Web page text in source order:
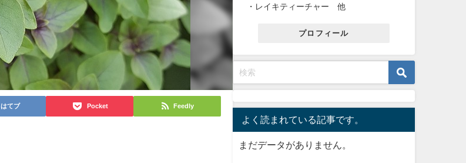
はてブ Pocket Feedly
・レイキティーチャー 他
プロフィール
よく読まれている記事です。
まだデータがありません。